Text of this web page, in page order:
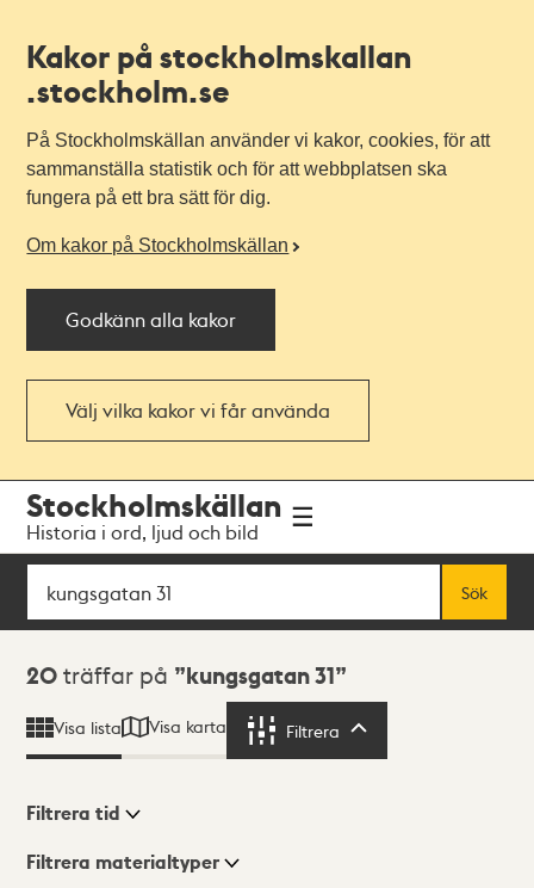
Kakor på stockholmskallan
.stockholm.se
På Stockholmskällan använder vi kakor, cookies, för att
sammanställa statistik och för att webbplatsen ska
fungera på ett bra sätt för dig.
Om kakor på Stockholmskällan
Godkänn alla kakor
Välj vilka kakor vi får använda
navigationen
huvudinnehållet
Stockholmskällan
Historia i ord, ljud och bild
Sök
Sök
Sökresultat
20 träffar på kungsgatan 31
Visa lista Visa karta Filtrera
Visningsläge
Filtrera tid
Filtrera materialtyper